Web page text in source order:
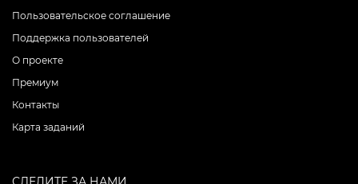
Пользовательское соглашение
Поддержка пользователей
О проекте
Премиум
Контакты
Карта заданий